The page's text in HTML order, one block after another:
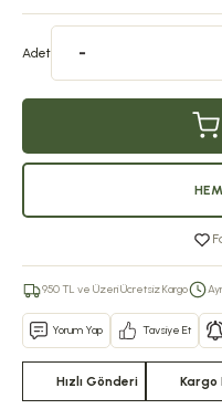
Adet
950 TL ve Üzeri Ücretsiz Kargo
Yorum Yap Tavsiye Et
Hızlı Gönderi Kargo